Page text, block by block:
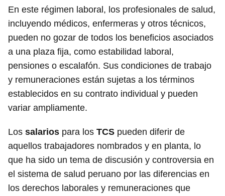
En este régimen laboral, los profesionales de salud,
incluyendo médicos, enfermeras y otros técnicos,
pueden no gozar de todos los beneficios asociados
a una plaza fija, como estabilidad laboral,
pensiones o escalafón. Sus condiciones de trabajo
y remuneraciones están sujetas a los términos
establecidos en su contrato individual y pueden
variar ampliamente.
Los salarios para los TCS pueden diferir de
aquellos trabajadores nombrados y en planta, lo
que ha sido un tema de discusión y controversia en
el sistema de salud peruano por las diferencias en
los derechos laborales y remuneraciones que